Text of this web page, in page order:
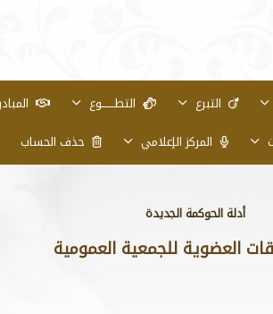
التبرع التطـــــــوع
المركز الإعلامي حذف الحساب
أدلة الحوكمة الجديدة
العضوية للجمعية العمومية